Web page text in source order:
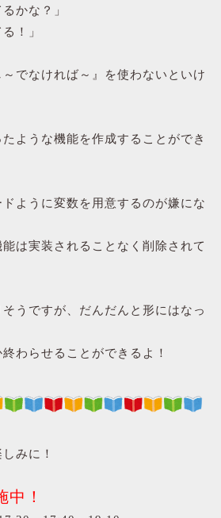
かな？」
！」
でなければ～』を使わないといけ
ような機能を作成することができ
ように変数を用意するのが嫌にな
は実装されることなく削除されて
うですが、だんだんと形にはなっ
わらせることができるよ！
みに！
！